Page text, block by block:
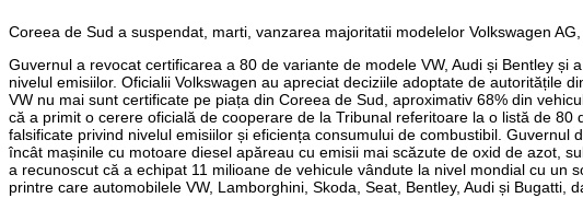
Coreea de Sud a suspendat, marti, vanzarea majoritatii modelelor Volkswagen
Guvernul a revocat certificarea a 80 de variante de modele VW, Audi și Bentley
nivelul emisiilor. Oficialii Volkswagen au apreciat deciziile adoptate de
VW nu mai sunt certificate pe piața din Coreea de Sud, aproximativ 68% din
că a primit o cerere oficială de cooperare de la Tribunal referitoare la o listă de
falsificate privind nivelul emisiilor și eficiența consumului de combustibil.
încât mașinile cu motoare diesel apăreau cu emisii mai scăzute de oxid de azot,
a recunoscut că a echipat 11 milioane de vehicule vândute la nivel mondial cu un
printre care automobilele VW, Lamborghini, Skoda, Seat, Bentley, Audi și Bugatti,